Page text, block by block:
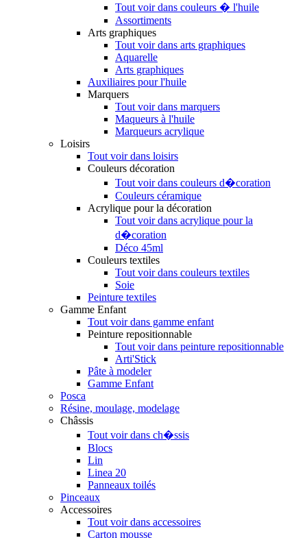
Tout voir dans couleurs � l'huile
Assortiments
Arts graphiques
Tout voir dans arts graphiques
Aquarelle
Arts graphiques
Auxiliaires pour l'huile
Marquers
Tout voir dans marquers
Maqueurs à l'huile
Marqueurs acrylique
Loisirs
Tout voir dans loisirs
Couleurs décoration
Tout voir dans couleurs d�coration
Couleurs céramique
Acrylique pour la décoration
Tout voir dans acrylique pour la
d�coration
Déco 45ml
Couleurs textiles
Tout voir dans couleurs textiles
Soie
Peinture textiles
Gamme Enfant
Tout voir dans gamme enfant
Peinture repositionnable
Tout voir dans peinture repositionnable
Arti'Stick
Pâte à modeler
Gamme Enfant
Posca
Résine, moulage, modelage
Châssis
Tout voir dans ch�ssis
Blocs
Lin
Linea 20
Panneaux toilés
Pinceaux
Accessoires
Tout voir dans accessoires
Carton mousse